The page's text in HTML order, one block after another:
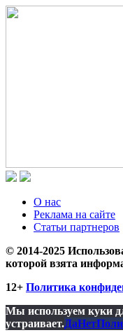
О нас
Реклама на сайте
Статьи партнеров
© 2014-2025
которой взята
12+ Политика
Мы используем куки
устраивает.ДаНет